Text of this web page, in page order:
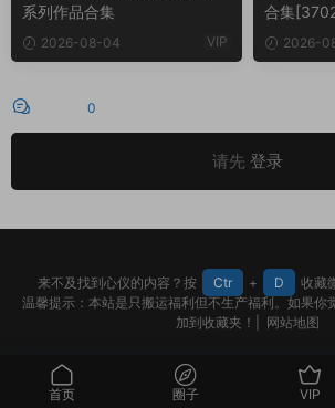
系列作品合集
2026-08-04 VIP
合集
2026-
0
请先 登录
来不及找到心仪的内容？按 Ctr + D
收藏
温馨提示：本站是只搬运福利但不生产福利。如果你
加到收藏夹！| 网站地图
首页 圈子 VIP